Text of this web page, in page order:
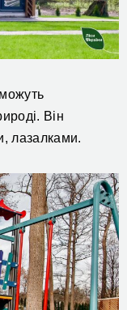
Він
лазалками.